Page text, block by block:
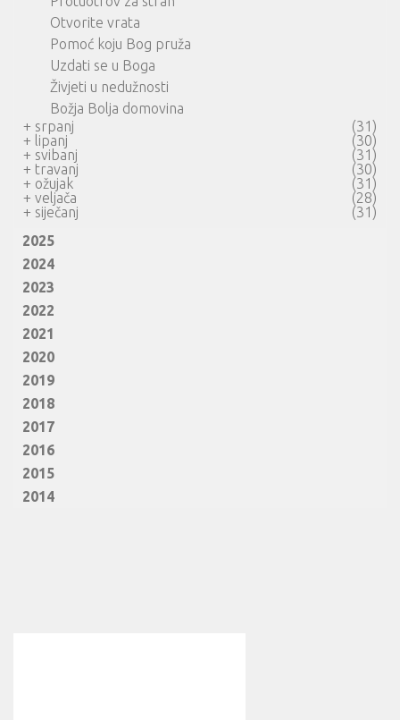
Otvorite vrata
Pomoć koju Bog pruža
Uzdati se u Boga
Živjeti u nedužnosti
Božja Bolja domovina
+ srpanj
(31)
+ lipanj
(30)
+ svibanj
(31)
+ travanj
(30)
+ ožujak
(31)
+ veljača
(28)
+ siječanj
(31)
2025
2024
2023
2022
2021
2020
2019
2018
2017
2016
2015
2014